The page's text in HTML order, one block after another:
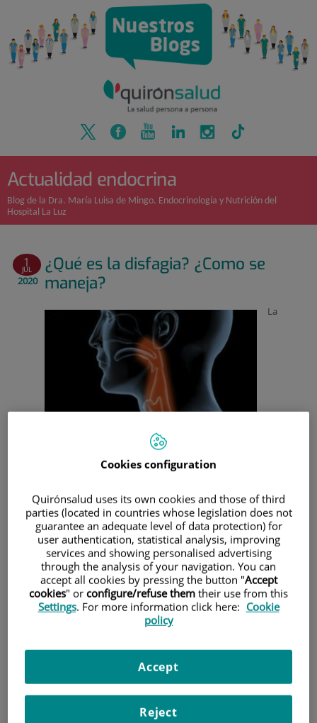
Actualidad endocrina
Blog de la Dra. María Luisa de Mingo. Endocrinología y Nutrición del
Hospital La Luz
1
JUL
2020
¿Qué es la disfagia? ¿Como se
maneja?
La
alteraciones estructurales o funcionales que provocan una
debilitamiento de la musculatura, ora, faríngea o laríngea.
¿CÓMO ES DE FRECUENTE?
El 15% de las personas mayores de 65 años lo padecen.
El 40% de ancianos que viven en residencias los sufren.
Hasta el 47% de personas que han sufrido un accidente
cerebrovascular (ictus), padecen disfagia en algún
momento de su enfermedad.
en dos grandes grupos: alteraciones estructurales y
enfermedades neuromusculares, las cuales ocurren en una
proporción aproximada del 20 y 80% de los casos,
Cookies configuration
Quirónsalud uses its own cookies and those of third
parties (located in countries whose legislation does not
guarantee an adequate level of data protection) for
user authentication, statistical analysis, improving
services and showing personalised advertising
through the analysis of your navigation. You can
accept all cookies by pressing the button "Accept
cookies" or configure/refuse them their use from this
Settings. For more information click here: Cookie
policy
Reject
Accept